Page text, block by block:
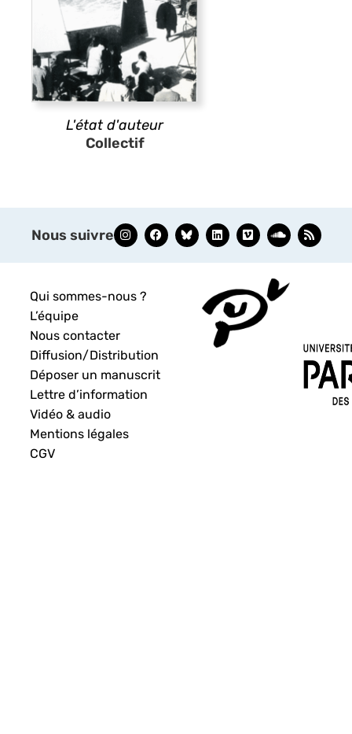
L'état d'auteur
Collectif
Nous suivre
Qui sommes-nous ?
L’équipe
Nous contacter
Diffusion/Distribution
Déposer un manuscrit
Lettre d’information
Vidéo & audio
Mentions légales
CGV